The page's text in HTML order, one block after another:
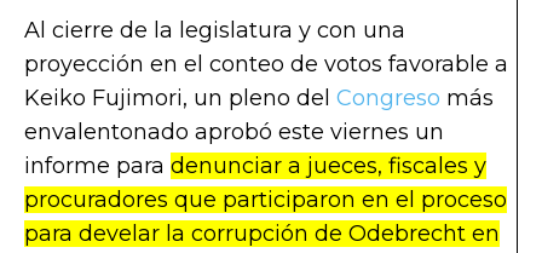
Al cierre de la legislatura y con una
proyección en el conteo de votos favorable a
Keiko Fujimori, un pleno del Congreso más
envalentonado aprobó este viernes un
informe para denunciar a jueces, fiscales y
procuradores que participaron en el proceso
para develar la corrupción de Odebrecht en